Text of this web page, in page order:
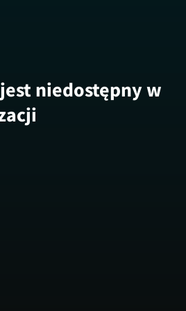
niedostępny w